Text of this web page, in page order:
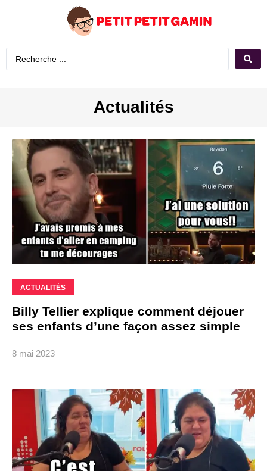
Actualités
ACTUALITÉS
Billy Tellier explique comment déjouer
ses enfants d’une façon assez simple
8 mai 2023